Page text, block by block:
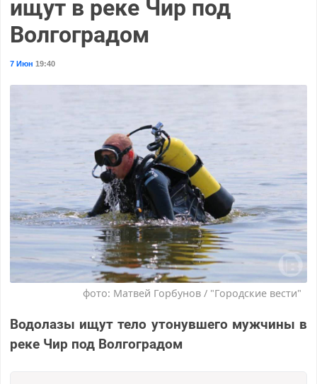
ищут в реке Чир под
Волгоградом
7 Июн 19:40
фото: Матвей Горбунов / "Городские вести"
Водолазы ищут тело утонувшего мужчины в
реке Чир под Волгоградом